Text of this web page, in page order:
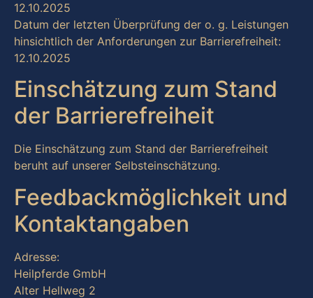
12.10.2025
Datum der letzten Überprüfung der o. g. Leistungen
hinsichtlich der Anforderungen zur Barrierefreiheit:
12.10.2025
Einschätzung zum Stand
der Barrierefreiheit
Die Einschätzung zum Stand der Barrierefreiheit
beruht auf unserer Selbsteinschätzung.
Feedbackmöglichkeit und
Kontaktangaben
Adresse:
Heilpferde GmbH
Alter Hellweg 2